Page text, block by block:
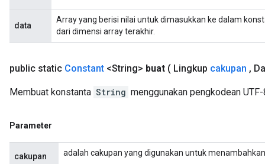
data
Array yang berisi nilai untuk dimasukkan ke dalam
dari dimensi array terakhir.
public static Constant <String> buat ( Lingkup cakupan ,
Membuat konstanta String menggunakan pengkodean
Parameter
cakupan adalah cakupan yang digunakan untuk